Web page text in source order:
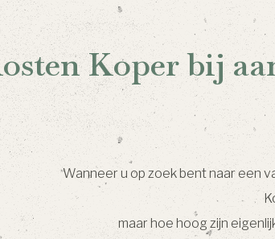
Koper bij
Wanneer u op zoek bent naar een
maar hoe hoog zijn